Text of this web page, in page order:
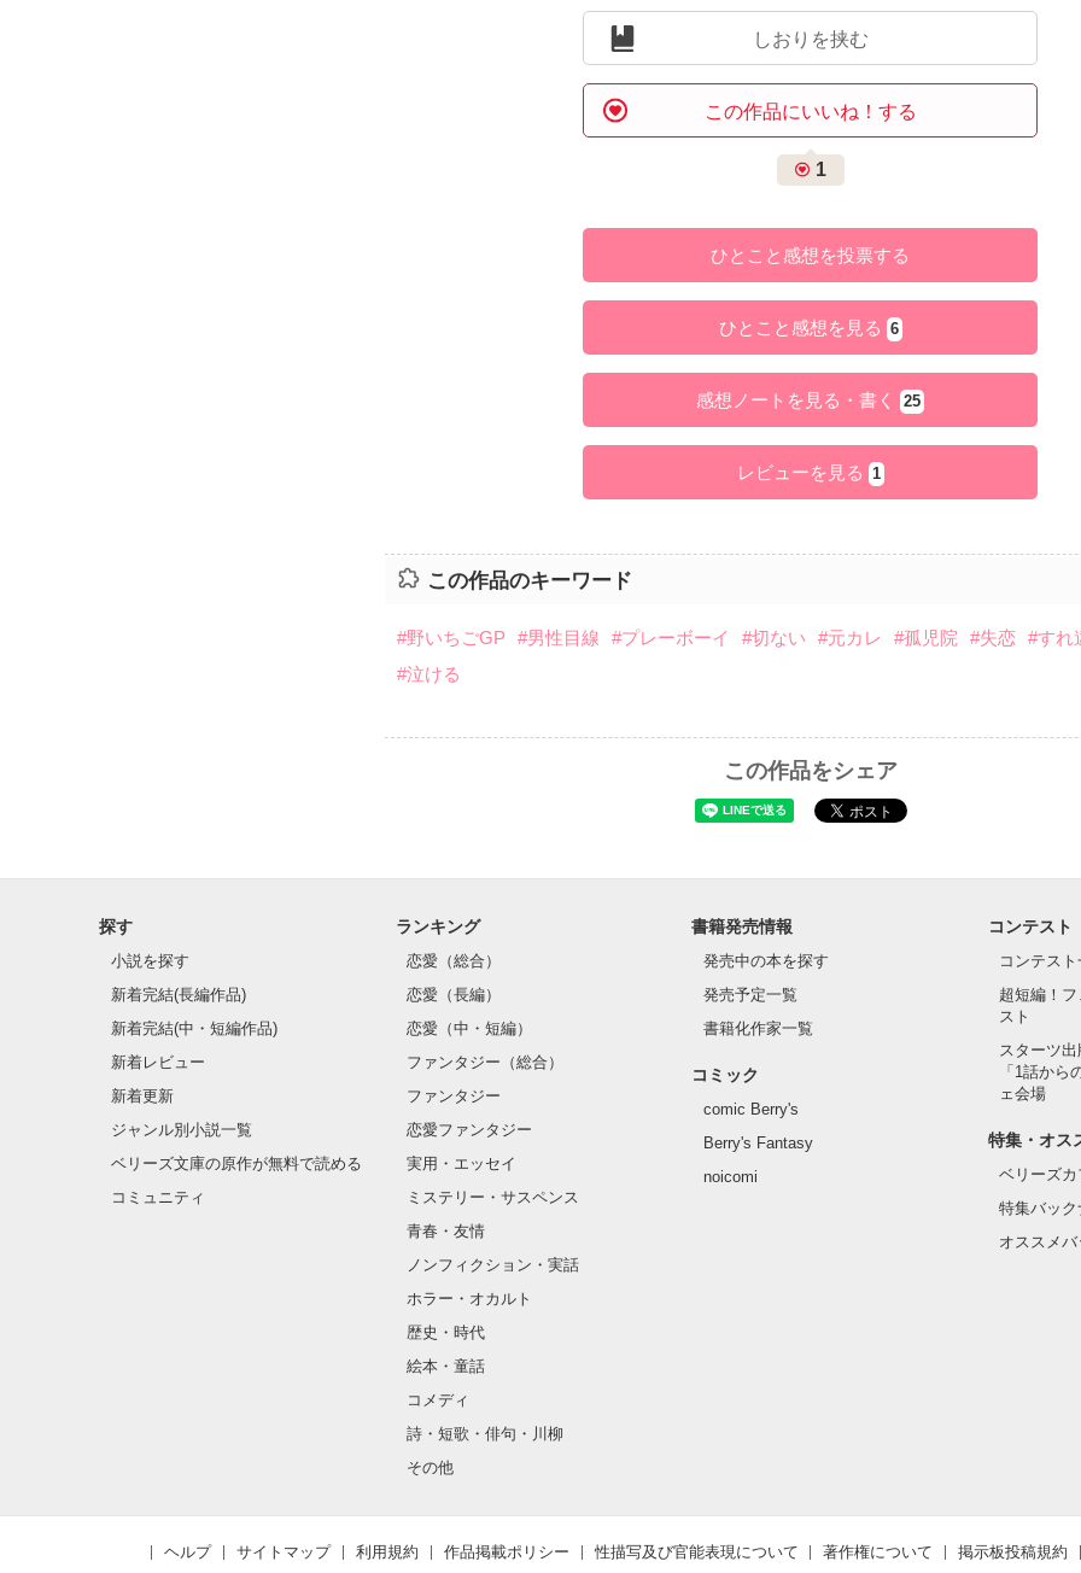
しおりを挟む
この作品にいいね！する
1
ひとこと感想を投票する
ひとこと感想を見る 6
感想ノートを見る・書く 25
レビューを見る 1
この作品のキーワード
#野いちごGP #男性目線 #プレーボーイ #切ない #元カレ #孤児院 #失恋
#すれ
#泣ける
この作品をシェア
探す
小説を探す
新着完結(長編作品)
新着完結(中・短編作品)
新着レビュー
新着更新
ジャンル別小説一覧
ベリーズ文庫の原作が無料で読める
コミュニティ
ランキング
恋愛（総合）
恋愛（長編）
恋愛（中・短編）
ファンタジー（総合）
ファンタジー
恋愛ファンタジー
実用・エッセイ
ミステリー・サスペンス
青春・友情
ノンフィクション・実話
ホラー・オカルト
歴史・時代
絵本・童話
コメディ
詩・短歌・俳句・川柳
その他
書籍発売情報
発売中の本を探す
発売予定一覧
書籍化作家一覧
コミック
comic Berry's
Berry's Fantasy
noicomi
コンテスト
コンテス
超短編！
スト
スターツ
「1話から
ェ会場
特集・オス
ベリーズ
特集バッ
オススメ
ヘルプ サイトマップ 利用規約 作品掲載ポリシー 性描写及び官能表現について 著作権について 掲示板投稿規約